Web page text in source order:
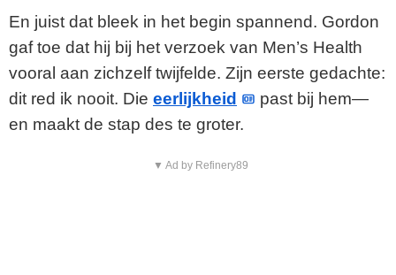
En juist dat bleek in het begin spannend. Gordon
gaf toe dat hij bij het verzoek van Men’s Health
vooral aan zichzelf twijfelde. Zijn eerste gedachte:
dit red ik nooit. Die eerlijkheid
past bij hem—
en maakt de stap des te groter.
▼ Ad by Refinery89